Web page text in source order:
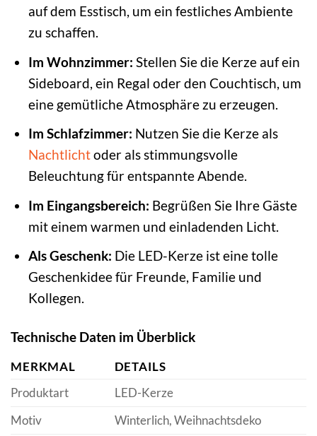
auf dem Esstisch, um ein festliches Ambiente
zu schaffen.
Im Wohnzimmer: Stellen Sie die Kerze auf ein
Sideboard, ein Regal oder den Couchtisch, um
eine gemütliche Atmosphäre zu erzeugen.
Im Schlafzimmer: Nutzen Sie die Kerze als
Nachtlichtoder als stimmungsvolle
Beleuchtung für entspannte Abende.
Im Eingangsbereich: Begrüßen Sie Ihre Gäste
mit einem warmen und einladenden Licht.
Als Geschenk: Die LED-Kerze ist eine tolle
Geschenkidee für Freunde, Familie und
Kollegen.
Technische Daten im Überblick
MERKMAL
DETAILS
Produktart
LED-Kerze
Motiv
Winterlich, Weihnachtsdeko